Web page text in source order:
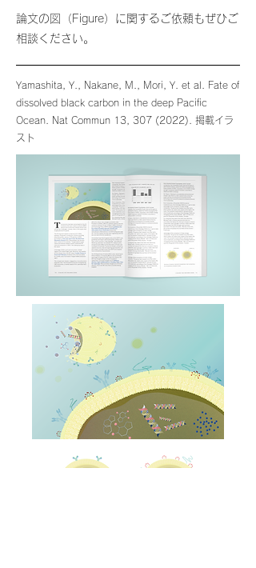
​論文の図（Figure）に関するご依頼もぜひご
相談ください。
Yamashita, Y., Nakane, M., Mori, Y. et al. Fate of
dissolved black carbon in the deep Pacific
Ocean. Nat Commun 13, 307 (2022) . 掲載イラ
スト